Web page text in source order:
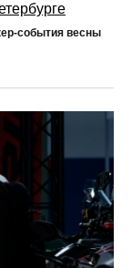
события весны